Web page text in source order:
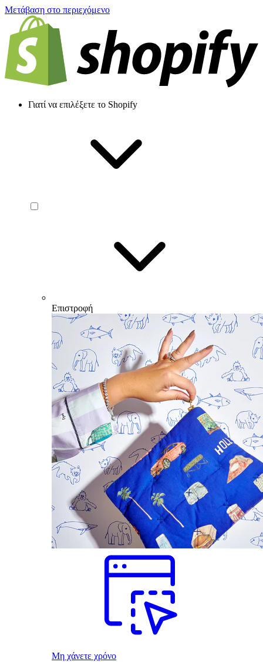
Μετάβαση στο περιεχόμενο
Γιατί να επιλέξετε το Shopify
Επιστροφή
Μη χάνετε χρόνο